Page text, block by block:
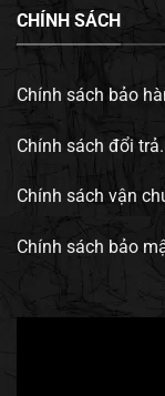
CHÍNH SÁCH
Chính sách bảo
Chính sách đổi trả.
Chính sách vận
Chính sách bảo